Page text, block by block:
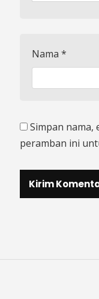
Nama *
Simpan nama,
peramban ini